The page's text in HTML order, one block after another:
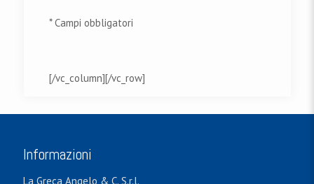
* Campi obbligatori
[/vc_column][/vc_row]
Informazioni
La Greca Angelo & C. S.r.l.